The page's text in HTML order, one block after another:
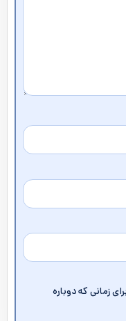
زمانی که دوباره